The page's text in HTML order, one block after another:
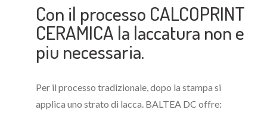
Con il processo CALCOPRINT
CERAMICA la laccatura non e
piu necessaria.
Per il processo tradizionale, dopo la stampa si
applica uno strato di lacca. BALTEA DC offre: